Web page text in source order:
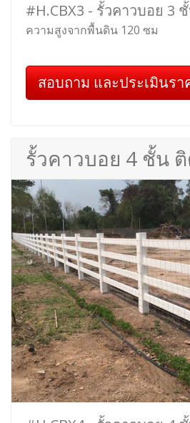
#H.CBX3 - รั้วคาวบอย 3
ความสูงจากพื้นดิน 120 ซม
สอบถาม และประเมินรา
รั้วคาวบอย 4 ชั้น